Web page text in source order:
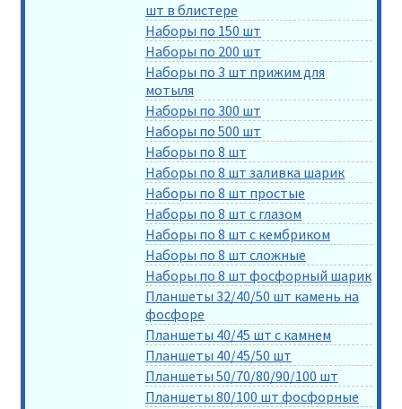
шт в блистере
Наборы по 150 шт
Наборы по 200 шт
Наборы по 3 шт прижим для
мотыля
Наборы по 300 шт
Наборы по 500 шт
Наборы по 8 шт
Наборы по 8 шт заливка шарик
Наборы по 8 шт простые
Наборы по 8 шт с глазом
Наборы по 8 шт с кембриком
Наборы по 8 шт сложные
Наборы по 8 шт фосфорный шарик
Планшеты 32/40/50 шт камень на
фосфоре
Планшеты 40/45 шт с камнем
Планшеты 40/45/50 шт
Планшеты 50/70/80/90/100 шт
Планшеты 80/100 шт фосфорные